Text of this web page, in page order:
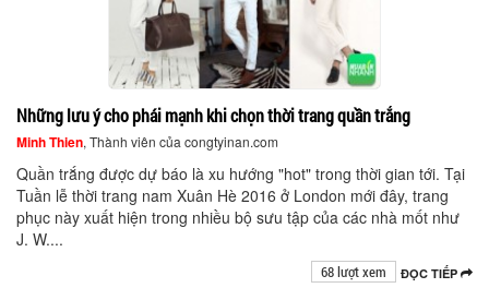
Những lưu ý cho phái mạnh khi chọn thời trang quần trắng
Minh Thien, Thành viên của congtyinan.com
Quần trắng được dự báo là xu hướng "hot" trong thời gian tới. Tại
Tuần lễ thời trang nam Xuân Hè 2016 ở London mới đây, trang
phục này xuất hiện trong nhiều bộ sưu tập của các nhà mốt như
J. W....
ĐỌC TIẾP
68 lượt xem